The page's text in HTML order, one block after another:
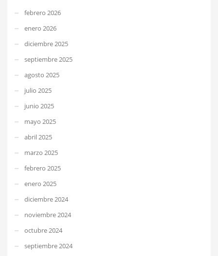
febrero 2026
enero 2026
diciembre 2025
septiembre 2025
agosto 2025
julio 2025
junio 2025
mayo 2025
abril 2025
marzo 2025
febrero 2025
enero 2025
diciembre 2024
noviembre 2024
octubre 2024
septiembre 2024